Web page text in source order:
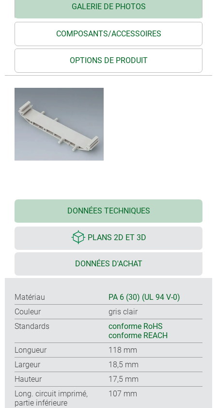
GALERIE DE PHOTOS
COMPOSANTS/ACCESSOIRES
OPTIONS DE PRODUIT
DONNÉES TECHNIQUES
PLANS 2D ET 3D
DONNÉES D'ACHAT
Matériau
PA 6 (30) (UL 94 V-0)
Couleur
gris clair
Standards
conforme RoHS
conforme REACH
Longueur
118 mm
Largeur
18,5 mm
Hauteur
17,5 mm
Long. circuit imprimé,
partie inférieure
107 mm